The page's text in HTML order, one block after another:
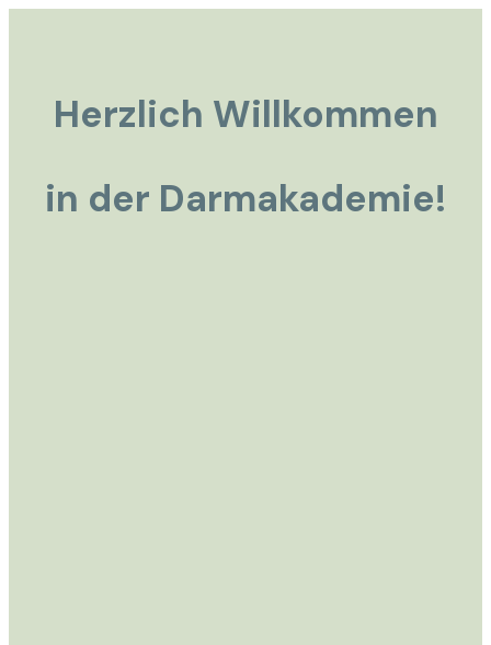
Herzlich Willkommen
in der Darmakademie!